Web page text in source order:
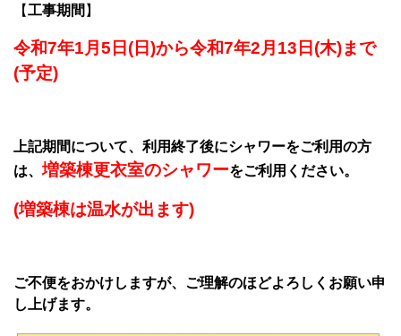
【工事期間 】
令和7年1月5日(日)から令和7年2月13日(木)まで
(予定)
上記期間について、利用終了後にシャワーをご利用の方
は、増築棟更衣室のシャワーをご利用ください。
(増築棟は温水が出ます)
ご不便をおかけしますが、ご理解のほどよろしくお願い申
し上げます。